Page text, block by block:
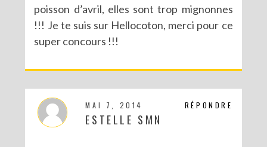
poisson d’avril, elles sont trop mignonnes
!!! Je te suis sur Hellocoton, merci pour ce
super concours !!!
RÉPONDRE
MAI 7, 2014
ESTELLE SMN